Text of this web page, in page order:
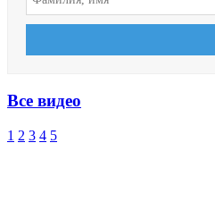
Все видео
1 2 3 4 5